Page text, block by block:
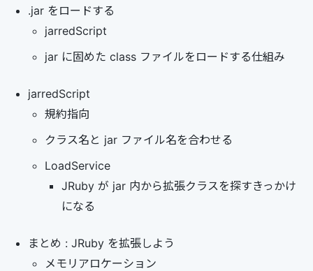
.jar をロードする
jarredScript
jar に固めた class ファイルをロードする仕組み
jarredScript
規約指向
クラス名と jar ファイル名を合わせる
LoadService
JRuby が jar 内から拡張クラスを探すきっかけ
になる
まとめ : JRuby を拡張しよう
メモリアロケーション